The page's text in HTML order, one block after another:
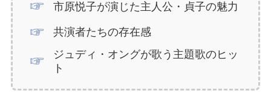
市原悦子が演じた主人公・貞子の魅力
共演者たちの存在感
ジュディ・オングが歌う主題歌のヒッ
ト